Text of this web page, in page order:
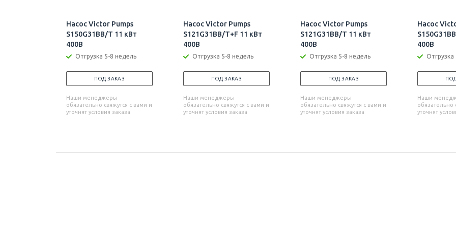
Насос Victor Pumps
S150G31BB/T 11 кВт
400В
Отгрузка 5-8 недель
ПОД ЗАКАЗ
Наши менеджеры
обязательно свяжутся с вами и
уточнят условия заказа
Насос Victor Pumps
S121G31BB/T+F 11 кВт
400В
Отгрузка 5-8 недель
ПОД ЗАКАЗ
Наши менеджеры
обязательно свяжутся с вами и
уточнят условия заказа
Насос Victor Pumps
S121G31BB/T 11 кВт
400В
Отгрузка 5-8 недель
ПОД ЗАКАЗ
Наши менеджеры
обязательно свяжутся с вами и
уточнят условия заказа
Насос
400В
Наши
обязательно
уточнят